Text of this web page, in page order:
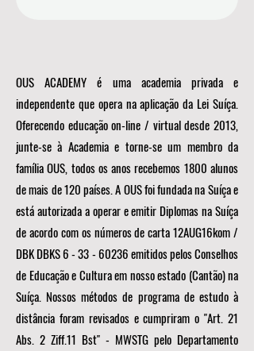
OUS ACADEMY é uma academia privada e
independente que opera na aplicação da Lei Suíça.
Oferecendo educação on-line / virtual desde 2013,
junte-se à Academia e torne-se um membro da
família OUS, todos os anos recebemos 1800 alunos
de mais de 120 países. A OUS foi fundada na Suíça e
está autorizada a operar e emitir Diplomas na Suíça
de acordo com os números de carta 12AUG16kom /
DBK DBKS6 - 33 - 60236emitidos pelos Conselhos
de Educação e Cultura em nosso estado (Cantão) na
Suíça. Nossos métodos de programa de estudo à
distância foram revisados e cumpriram o "Art. 21
Abs. 2 Ziff.11 Bst" - MWSTG pelo Departamento